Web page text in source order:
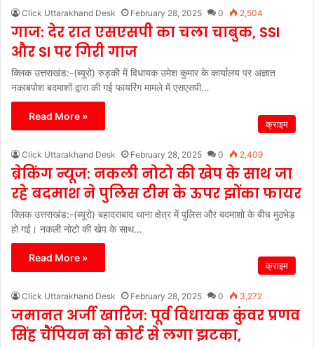
Click Uttarakhand Desk February 28, 2025 0 2,504
गाज: देर रात एसएसपी का चला चाबुक, SSI
और SI पर गिरी गाज
क्लिक उत्तराखंड:-(ब्यूरो) रुड़की में विधायक उमेश कुमार के कार्यालय पर अज्ञात
नकाबपोश बदमाशों द्वारा की गई फायरिंग मामले में एसएसपी…
Read More »
क्राइम
Click Uttarakhand Desk February 28, 2025 0 2,409
ब्रेकिंग न्यूज: नकली नोटो की खेप के साथ जा
रहे बदमाश ने पुलिस टीम के ऊपर झोंका फायर
क्लिक उत्तराखंड:-(ब्यूरो) बहादराबाद थाना क्षेत्र में पुलिस और बदमाशो के बीच मुठभेड़
हो गई। नकली नोटो की खेप के साथ…
Read More »
क्राइम
Click Uttarakhand Desk February 28, 2025 0 3,272
जमानत अर्जी खारिज: पूर्व विधायक कुंवर प्रणव
सिंह चैंपियन को कोर्ट से लगा झटका,